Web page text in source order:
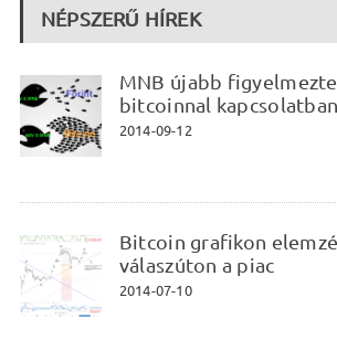
NÉPSZERŰ HÍREK
MNB újabb
bitcoinnal kapcsolatban
2014-09-12
Bitcoin grafikon
válaszúton a piac
2014-07-10